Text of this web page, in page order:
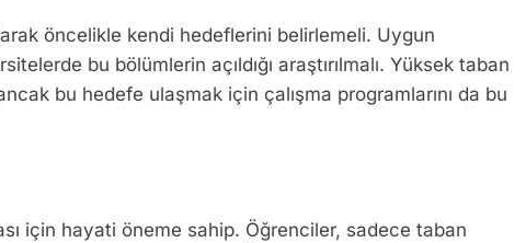
öncelikle kendi hedeflerini belirlemeli. Uygun
bu bölümlerin açıldığı araştırılmalı. Yüksek taban
bu hedefe ulaşmak için çalışma programlarını da bu
için hayati öneme sahip. Öğrenciler, sadece taban